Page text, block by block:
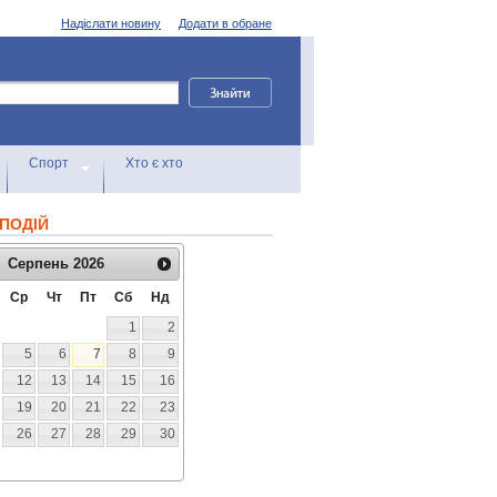
Додати в обране
Надіслати новину
Спорт Хто є хто
Серпень 2026
Ср Чт Пт Сб
Нд
1
2
5 6 7 8
9
12 13 14 15
16
19 20 21 22
23
26 27 28 29
30